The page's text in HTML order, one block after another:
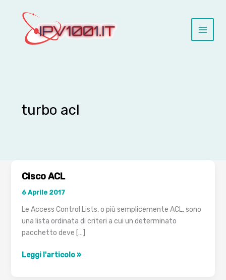
contenuto
turbo acl
Cisco ACL
6 Aprile 2017
Le Access Control Lists, o più semplicemente ACL, sono
una lista ordinata di criteri a cui un determinato
pacchetto deve […]
Cisco
Leggi l'articolo »